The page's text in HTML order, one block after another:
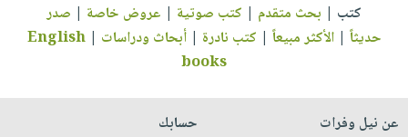
كتب | بحث متقدم | كتب صوتية | عروض خاصة | صدر
حديثاً |الأكثر مبيعاً | كتب نادرة |أبحاث ودراسات |
English
books
عن نيل وفرات
حسابك